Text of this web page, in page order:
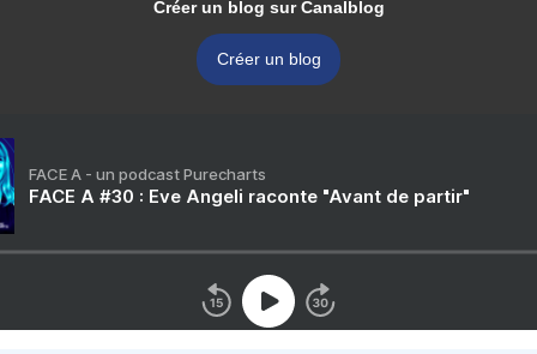
Créer un blog sur Canalblog
Créer un blog
FACE A - un podcast Purecharts
FACE A #30 : Eve Angeli raconte "Avant de partir"